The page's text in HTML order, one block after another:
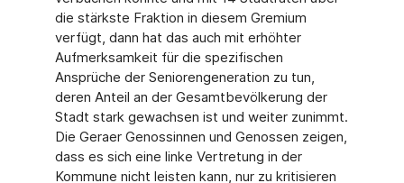
die stärkste Fraktion in diesem Gremium
verfügt, dann hat das auch mit erhöhter
Aufmerksamkeit für die spezifischen
Ansprüche der Seniorengeneration zu tun,
deren Anteil an der Gesamtbevölkerung der
Stadt stark gewachsen ist und weiter zunimmt.
Die Geraer Genossinnen und Genossen zeigen,
dass es sich eine linke Vertretung in der
Kommune nicht leisten kann, nur zu kritisieren